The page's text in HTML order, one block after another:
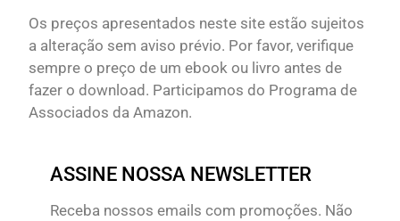
Os preços apresentados neste site estão sujeitos
a alteração sem aviso prévio. Por favor, verifique
sempre o preço de um ebook ou livro antes de
fazer o download. Participamos do Programa de
Associados da Amazon.
ASSINE NOSSA NEWSLETTER
Receba nossos emails com promoções. Não